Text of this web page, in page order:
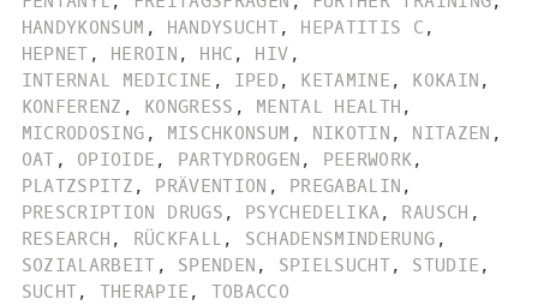
HANDYKONSUM , HANDYSUCHT, HEPATITIS C ,
HEPNET , HEROIN , HHC , HIV ,
INTERNAL MEDICINE , IPED , KETAMINE , KOKAIN ,
KONFERENZ , KONGRESS , MENTAL HEALTH ,
MICRODOSING , MISCHKONSUM , NIKOTIN , NITAZEN ,
OAT , OPIOIDE , PARTYDROGEN , PEERWORK,
PLATZSPITZ , PRÄVENTION , PREGABALIN ,
PRESCRIPTION DRUGS , PSYCHEDELIKA, RAUSCH ,
RESEARCH , RÜCKFALL , SCHADENSMINDERUNG ,
SOZIALARBEIT , SPENDEN , SPIELSUCHT, STUDIE ,
SUCHT, THERAPIE , TOBACCO